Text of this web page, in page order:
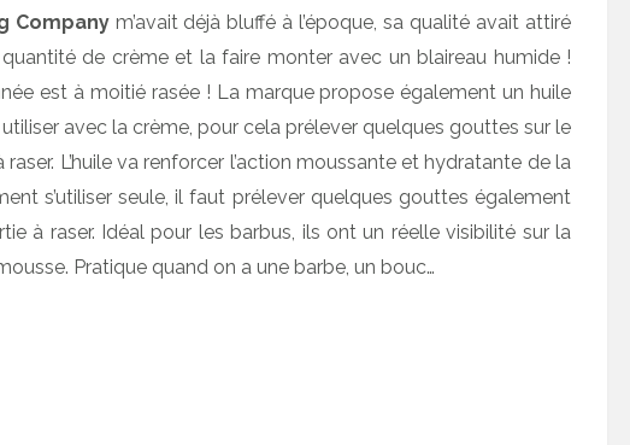
Companym’avait déjà bluffé à l’époque, sa qualité avait attiré
de crème et la faire monter avec un blaireau humide !
est à moitié rasée ! La marque propose également un huile
avec la crème, pour cela prélever quelques gouttes sur le
L’huile va renforcer l’action moussante et hydratante de la
s’utiliser seule, il faut prélever quelques gouttes également
à raser. Idéal pour les barbus, ils ont un réelle visibilité sur la
Pratique quand on a une barbe, un bouc…